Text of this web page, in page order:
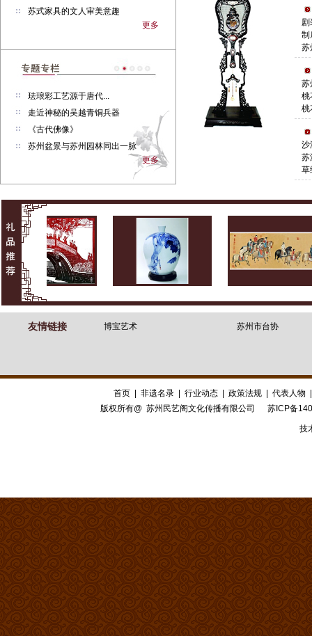
苏式家具的文人审美意趣
更多
​珐琅彩工艺源于唐代...
走近神秘的吴越青铜兵器
《古代佛像》
苏州盆景与苏州园林同出一脉
更多
剧
制
苏
苏
桃
桃
沙
苏
草
友情链接 博宝艺术 苏州市台协
首页 非遗名录 行业动态 政策法规 代表人物
版权所有@ 苏州民艺阁文化传播有限公司 苏ICP备
技